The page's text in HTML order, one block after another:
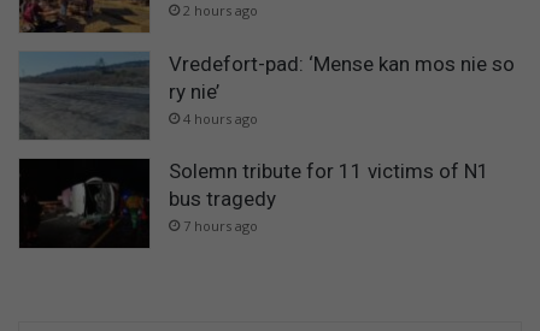
2 hours ago
Vredefort-pad: ‘Mense kan mos nie so
ry nie’
4 hours ago
Solemn tribute for 11 victims of N1
bus tragedy
7 hours ago